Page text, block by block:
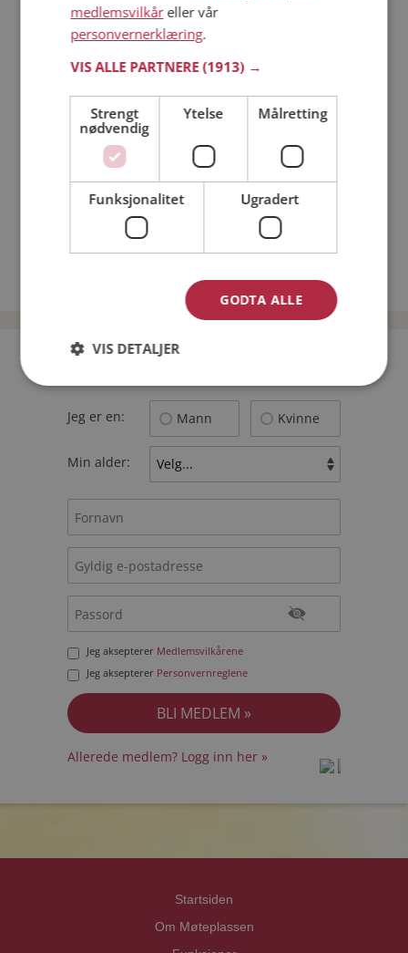
Trinn 1 - Bli medlem og lag en presentasjon
Trinn 2 - Slik fungerer våre søkefunksjoner
Trinn 3 - Tips til hvordan du tar kontakt
Dating på mobilen
Dating på Møteplassen
Nettdatingtips
Single synes
Date kvinner i Norge
Bli medlem gratis!
Jeg er en: Mann Kvinne
Min alder:
Jeg aksepterer Medlemsvilkårene
Jeg aksepterer Personvernreglene
Allerede medlem? Logg inn her »
Startsiden
Om Møteplassen
medlemsvilkåreller vår
personvernerklæring.
VIS ALLE PARTNERE(1913) →
Strengt
nødvendig
Ytelse Målretting
Funksjonalitet Ugradert
GODTA ALLE
VIS DETALJER